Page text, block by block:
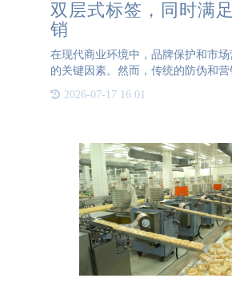
双层式标签，同时满
销
在现代商业环境中，品牌保护和市
的关键因素。然而，传统的防伪和营
应用为企业提供了全新的解决方案。
2026-07-17 16:01